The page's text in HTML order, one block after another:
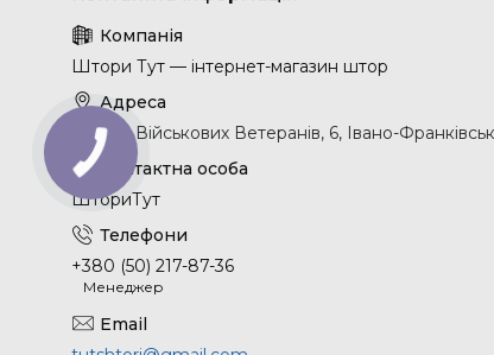
Штори Тут — інтернет-магазин штор
вулиця Військових Ветеранів, 6, Івано-
ШториТут
+380 (50) 217-87-36
Менеджер